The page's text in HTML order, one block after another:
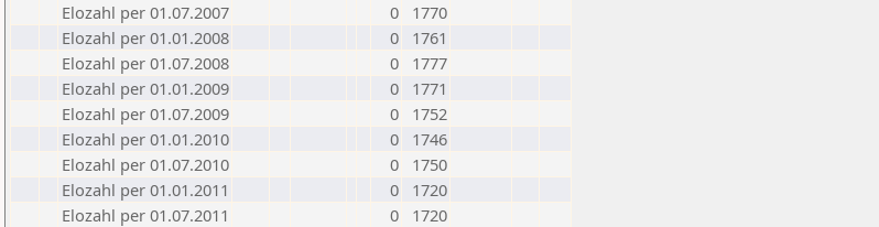
Elozahl per 01.07.2007
0
1770
Elozahl per 01.01.2008
0
1761
Elozahl per 01.07.2008
0
1777
Elozahl per 01.01.2009
0
1771
Elozahl per 01.07.2009
0
1752
Elozahl per 01.01.2010
0
1746
Elozahl per 01.07.2010
0
1750
Elozahl per 01.01.2011
0
1720
Elozahl per 01.07.2011
0
1720